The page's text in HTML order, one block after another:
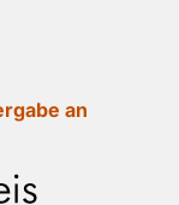
an